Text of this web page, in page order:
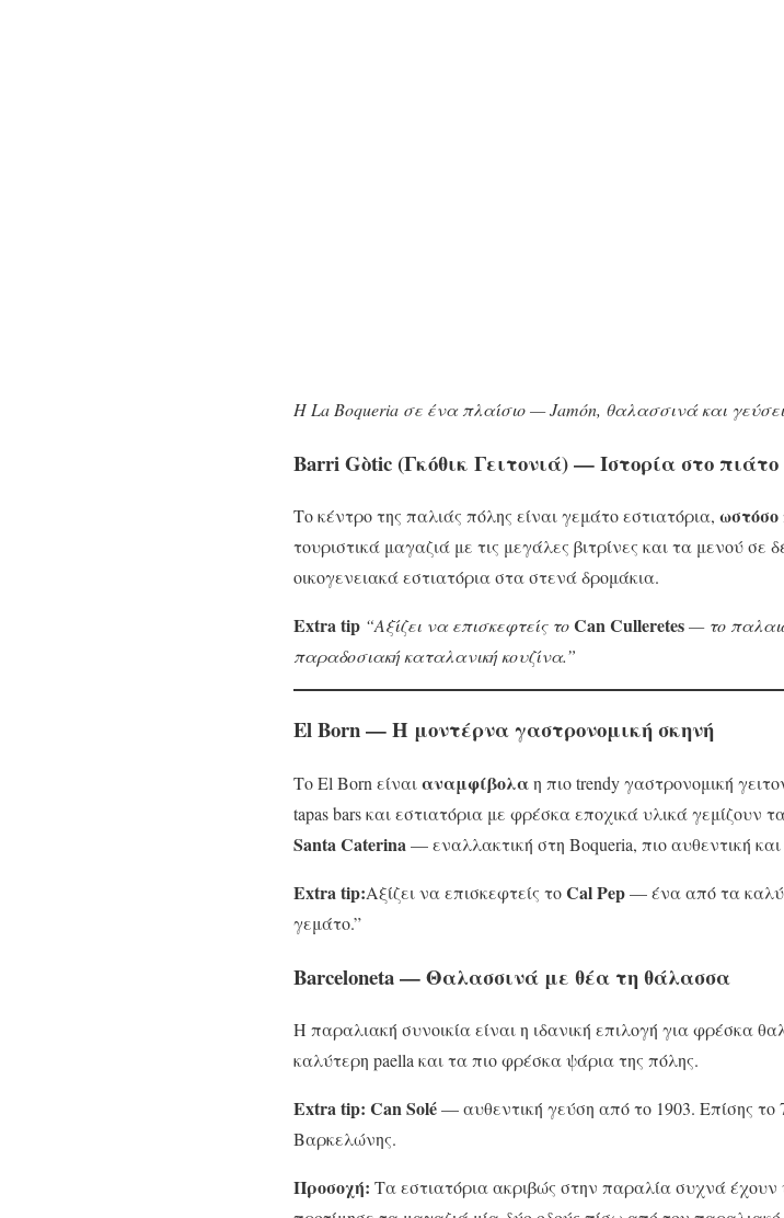
Η La Boqueria σε ένα πλαίσιο — Jamón, θαλασσινά και
Barri Gòtic (Γκόθικ Γειτονιά) — Ιστορία στο πιάτο
Το κέντρο της παλιάς πόλης είναι γεμάτο εστιατόρια, ωστόσο
τουριστικά μαγαζιά με τις μεγάλες βιτρίνες και τα μενού σε
οικογενειακά εστιατόρια στα στενά δρομάκια.
Extra tip “Αξίζει να επισκεφτείς τοCan Culleretes— το
παραδοσιακή καταλανική κουζίνα.”
El Born — Η μοντέρνα γαστρονομική σκηνή
Το El Born είναιαναμφίβολαη πιο trendy γαστρονομική
tapas bars και εστιατόρια με φρέσκα εποχικά υλικά γεμίζουν
Santa Caterina— εναλλακτική στη Boqueria, πιο αυθεντική και
Extratip:Αξίζει να επισκεφτείς τοCal Pep— ένα από τα
γεμάτο.”
Barceloneta — Θαλασσινά με θέα τη θάλασσα
Η παραλιακή συνοικία είναι η ιδανική επιλογή για φρέσκα
καλύτερη paella και τα πιο φρέσκα ψάρια της πόλης.
Extra tip: Can Solé— αυθεντική γεύση από το 1903. Επίσης το
Βαρκελώνης.
Προσοχή: Τα εστιατόρια ακριβώς στην παραλία συχνά έχουν